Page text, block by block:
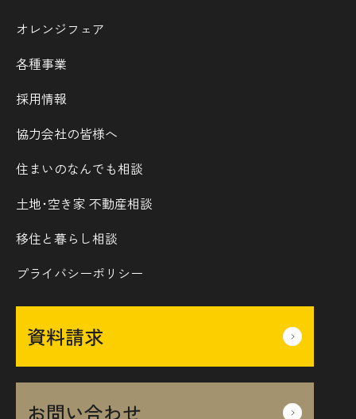
オレンジフェア
各種事業
採用情報
協力会社の皆様へ
住まいのなんでも相談
土地･空き家 不動産相談
移住と暮らし相談
プライバシーポリシー
資料請求
お問い合わせ